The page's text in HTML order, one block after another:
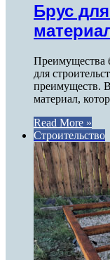
Брус
Преимущества
для
преимуществ.
материал,
Read More »
Строительство